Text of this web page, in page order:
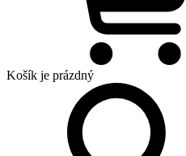
Košík je prázdný